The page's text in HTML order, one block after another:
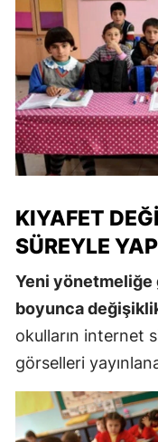
KIYAFET
SÜREYLE
Yeni yönetmeliğe
boyunca
okulların internet
görselleri